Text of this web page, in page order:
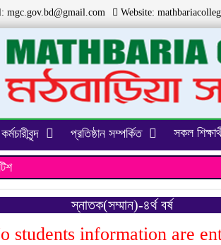
mgc.gov.bd@gmail.com Website:
কর্মচারীবৃন্দ প্রতিষ্ঠান সম্পর্কিত সকল
স্নাতক(সম্মান)-৪র্থ বর্ষ
students information are